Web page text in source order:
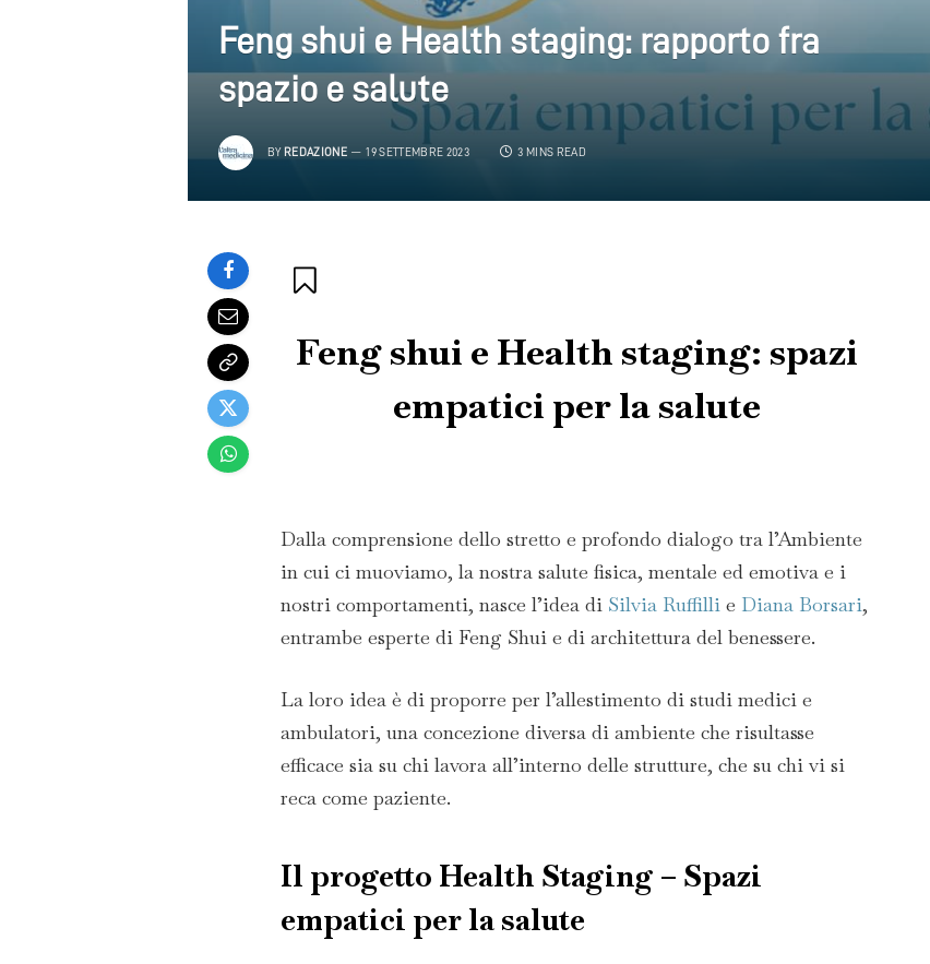
Feng shui e Health staging: rapporto fra
spazio e salute
BY REDAZIONE 19 SETTEMBRE 2023 3 MINS READ
Feng shui e Health staging: spazi
empatici per la salute
Dalla comprensione dello stretto e profondo dialogo tra l’Ambiente
in cui ci muoviamo, la nostra salute fisica, mentale ed emotiva e i
nostri comportamenti, nasce l’idea di Silvia Ruffilli e Diana Borsari,
entrambe esperte di Feng Shui e di architettura del benessere.
La loro idea è di proporre per l’allestimento di studi medici e
ambulatori, una concezione diversa di ambiente che risultasse
efficace sia su chi lavora all’interno delle strutture, che su chi vi si
reca come paziente.
Il progetto Health Staging – Spazi
empatici per la salute